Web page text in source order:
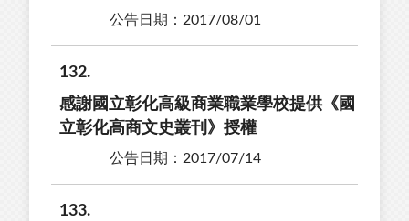
公告日期：2017/08/01
132
感謝國立彰化高級商業職業學校提供《國
立彰化高商文史叢刊》授權
公告日期：2017/07/14
133